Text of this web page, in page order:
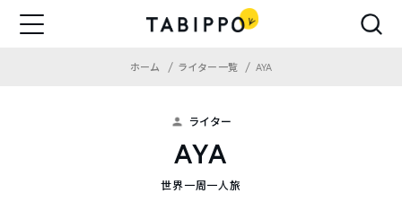
ホーム ライター一覧 AYA
ライター
AYA
世界一周一人旅